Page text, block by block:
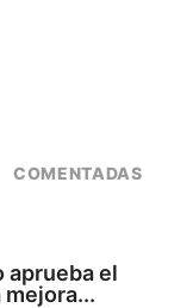
COMENTADAS
aprueba el